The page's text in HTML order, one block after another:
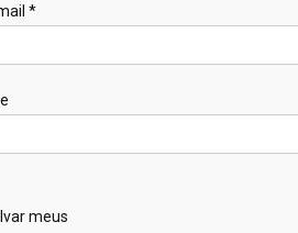
*
meus